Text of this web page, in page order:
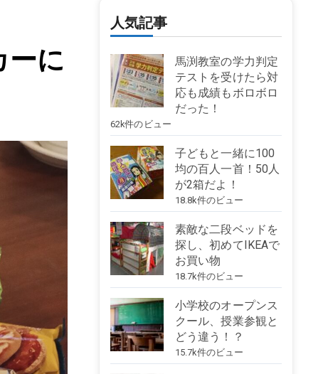
ーに
人気記事
馬渕教室の学力判定
テストを受けたら対
応も成績もボロボロ
だった！
62k件のビュー
子どもと一緒に100
均の百人一首！50人
が2箱だよ！
18.8k件のビュー
素敵な二段ベッドを
探し、初めてIKEAで
お買い物
18.7k件のビュー
小学校のオープンス
クール、授業参観と
どう違う！？
15.7k件のビュー